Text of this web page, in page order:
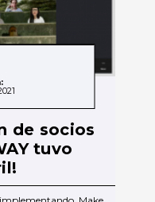
de socios
tuvo